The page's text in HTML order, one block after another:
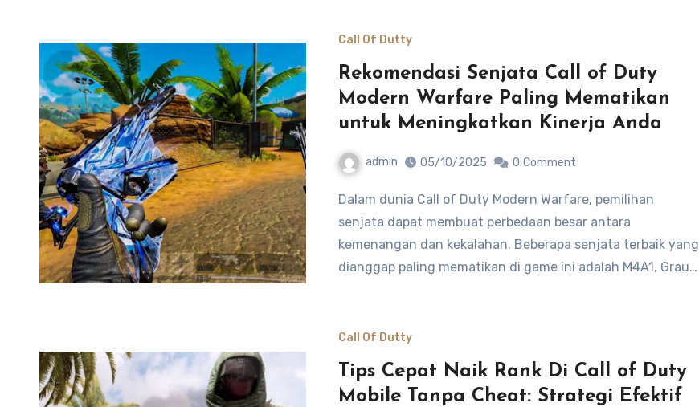
Call Of Dutty
Rekomendasi Senjata Call of Duty
Modern Warfare Paling Mematikan
untuk Meningkatkan Kinerja Anda
admin 05/10/2025 0 Comment
Dalam dunia Call of Duty Modern Warfare, pemilihan
senjata dapat membuat perbedaan besar antara
kemenangan dan kekalahan. Beberapa senjata terbaik yang
dianggap paling mematikan di game ini adalah M4A1, Grau…
Call Of Dutty
Tips Cepat Naik Rank Di Call of Duty
Mobile Tanpa Cheat: Strategi Efektif